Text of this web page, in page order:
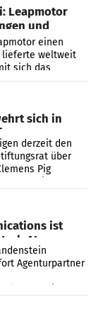
Leapmotor
und
Marke
einen
lieferte weltweit
sich das
mehr als
sich in
derzeit den
über
Pig
ist
Agenturpartner